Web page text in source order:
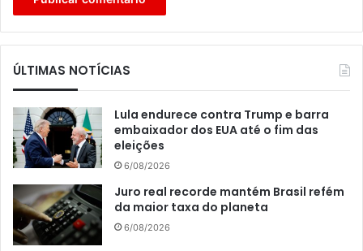
ÚLTIMAS NOTÍCIAS
Lula endurece contra Trump e barra
embaixador dos EUA até o fim das
eleições
6/08/2026
Juro real recorde mantém Brasil refém
da maior taxa do planeta
6/08/2026